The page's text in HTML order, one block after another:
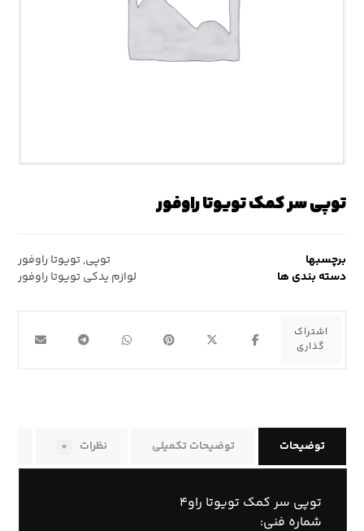
توپی سر کمک تویوتا راوفور
برچسبها توپی,تویوتا راوفور
دسته بندی ها
لوازم یدکی تویوتا راوفور
توضیحات توضیحات تکمیلی نظرات ۰
توپی سر کمک تویوتا راو۴
شماره فنی: